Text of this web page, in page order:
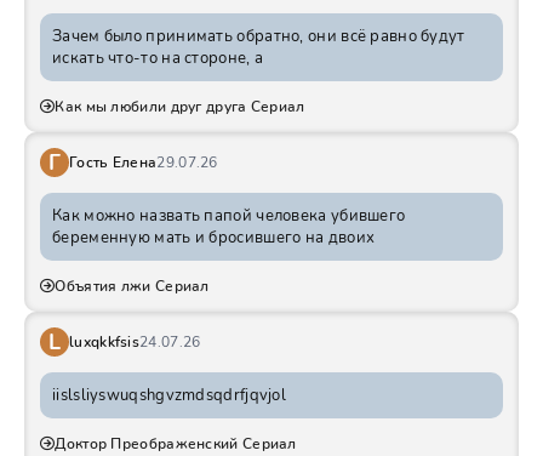
Зачем было принимать обратно, они всё равно будут
искать что-то на стороне, а
Как мы любили друг друга Сериал
Г Гость Елена29.07.26
Как можно назвать папой человека убившего
беременную мать и бросившего на двоих
Объятия лжи Сериал
L luxqkkfsis24.07.26
iislsliyswuqshgvzmdsqdrfjqvjol
Доктор Преображенский Сериал